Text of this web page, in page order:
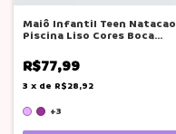
Maiô Infantil Teen Natacao
Piscina Liso Cores Boca
R$77,99
3 x de R$28,92
+3